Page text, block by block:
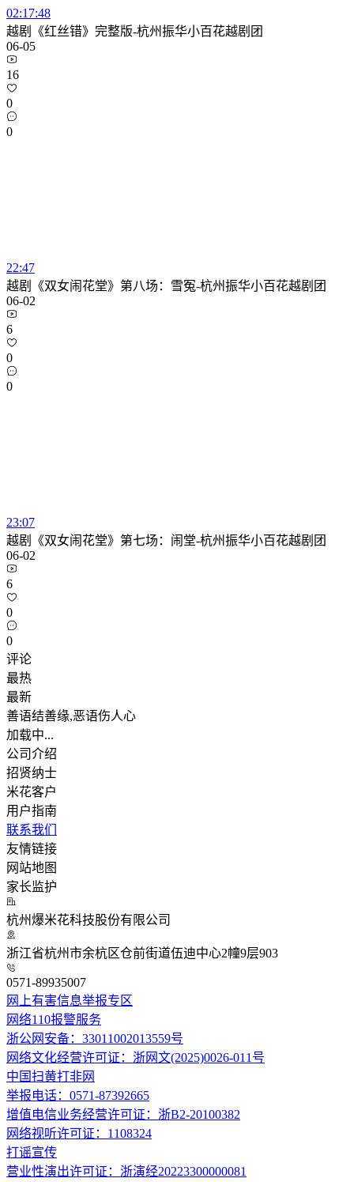
02:17:48
越剧《红丝错》完整版-杭州振华小百花越剧团
06-05
16
0
0
22:47
越剧《双女闹花堂》第八场：雪冤-杭州振华小百花越剧团
06-02
6
0
0
23:07
越剧《双女闹花堂》第七场：闹堂-杭州振华小百花越剧团
06-02
6
0
0
评论
最热
最新
善语结善缘,恶语伤人心
加载中...
公司介绍
招贤纳士
米花客户
用户指南
联系我们
友情链接
网站地图
家长监护
杭州爆米花科技股份有限公司
浙江省杭州市余杭区仓前街道伍迪中心2幢9层903
0571-89935007
网上有害信息举报专区
网络110报警服务
浙公网安备：33011002013559号
网络文化经营许可证：浙网文(2025)0026-011号
中国扫黄打非网
举报电话：0571-87392665
增值电信业务经营许可证：浙B2-20100382
网络视听许可证：1108324
打谣宣传
营业性演出许可证：浙演经20223300000081